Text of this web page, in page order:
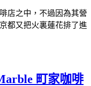
店之中，不過因為其營
都又把火裏蓮花排了進
町家咖啡